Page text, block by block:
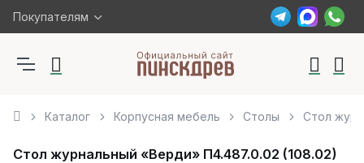
Покупателям
Каталог Корпусная мебель Столы Стол
Стол журнальный «Верди» П4.487.0.02 (108.02)